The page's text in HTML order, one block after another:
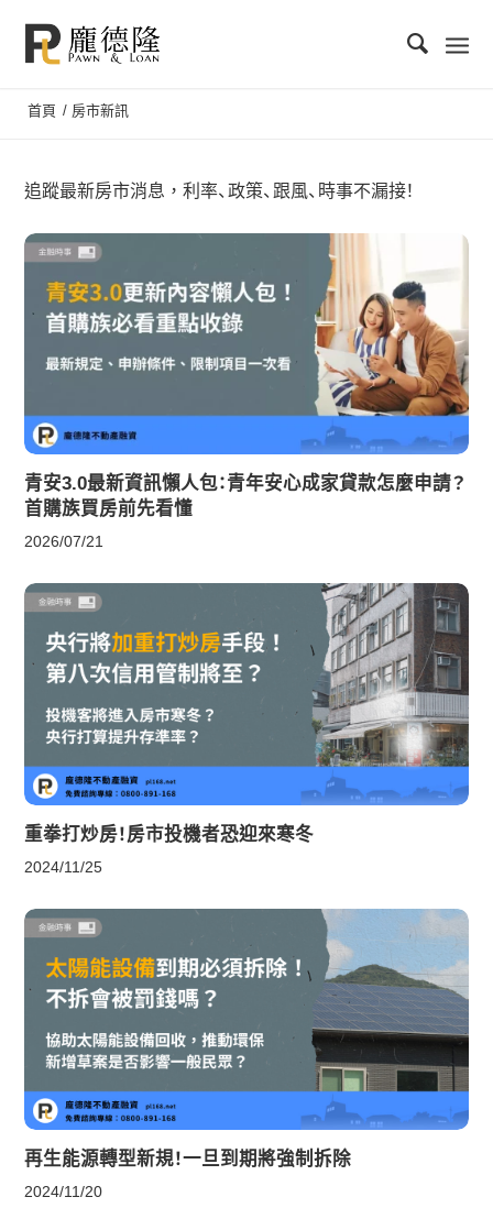
首頁 / 房市新訊
追蹤最新房市消息，利率、政策、跟風、時事不漏接！
青安3.0最新資訊懶人包：青年安心成家貸款怎麼申請？
首購族買房前先看懂
2026/07/21
重拳打炒房！房市投機者恐迎來寒冬
2024/11/25
再生能源轉型新規！一旦到期將強制拆除
2024/11/20